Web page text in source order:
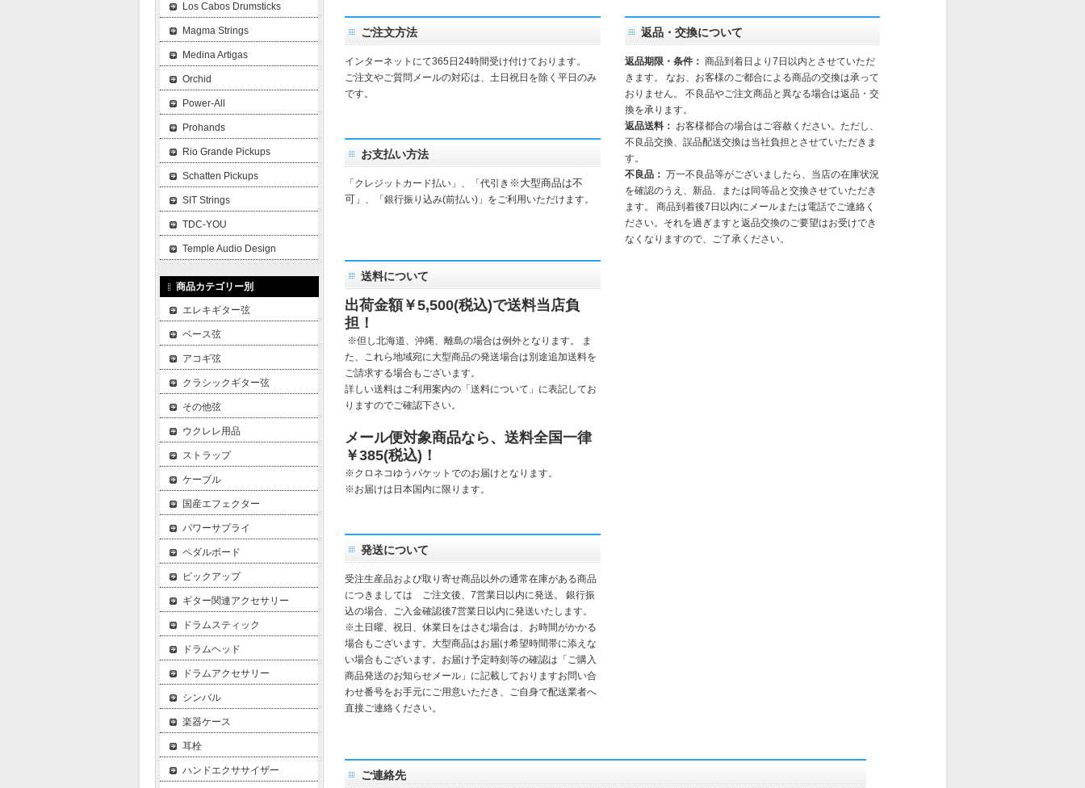
ご注文方法
インターネットにて365日24時間受け付けております。
ご注文やご質問メールの対応は、土日祝日を除く平日のみ
です。
お支払い方法
「クレジットカード払い」、「代引き ※大型商品は不
可 」、「銀行振り込み(前払い)」をご利用いただけます。
送料について
出荷金額￥5,500(税込)で送料当店負
担！
※但し北海道、沖縄、離島の場合は例外となります。 ま
た、これら地域宛に大型商品の発送場合は別途追加送料を
ご請求する場合もございます。
詳しい送料はご利用案内の「 送料について 」に表記してお
りますのでご確認下さい。
メール便対象商品なら、送料全国一律
￥385(税込)！
※クロネコゆうパケットでのお届けとなります。
※お届けは日本国内に限ります。
発送について
受注生産品および取り寄せ商品以外の通常在庫がある商品
につきましては ご注文後、7営業日以内に発送。 銀行振
込の場合、ご入金確認後7営業日以内に発送いたします。
※土日曜、祝日、休業日をはさむ場合は、お時間がかかる
場合もございます。大型商品はお届け希望時間帯に添えな
い場合もございます。お届け予定時刻等の確認は「ご購入
商品発送のお知らせメール」に記載しておりますお問い合
わせ番号をお手元にご用意いただき、ご自身で配送業者へ
直接ご連絡ください。
返品・交換について
返品期限・条件： 商品到着日より7日以内とさせていただ
きます。 なお、お客様のご都合による商品の交換は承って
おりません。 不良品やご注文商品と異なる場合は返品・交
換を承ります。
返品送料： お客様都合の場合はご容赦ください。ただし、
不良品交換、誤品配送交換は当社負担とさせていただきま
す。
不良品： 万一不良品等がございましたら、当店の在庫状況
を確認のうえ、新品、または同等品と交換させていただき
ます。 商品到着後7日以内にメールまたは電話でご連絡く
ださい。それを過ぎますと返品交換のご要望はお受けでき
なくなりますので、ご了承ください。
ご連絡先
Los Cabos Drumsticks
Magma Strings
Medina Artigas
Orchid
Power-All
Prohands
Rio Grande Pickups
Schatten Pickups
SIT Strings
TDC-YOU
Temple Audio Design
商品カテゴリー別
エレキギター弦
ベース弦
アコギ弦
クラシックギター弦
その他弦
ウクレレ用品
ストラップ
ケーブル
国産エフェクター
パワーサプライ
ペダルボード
ピックアップ
ギター関連アクセサリー
ドラムスティック
ドラムヘッド
ドラムアクセサリー
シンバル
楽器ケース
耳栓
ハンドエクササイザー